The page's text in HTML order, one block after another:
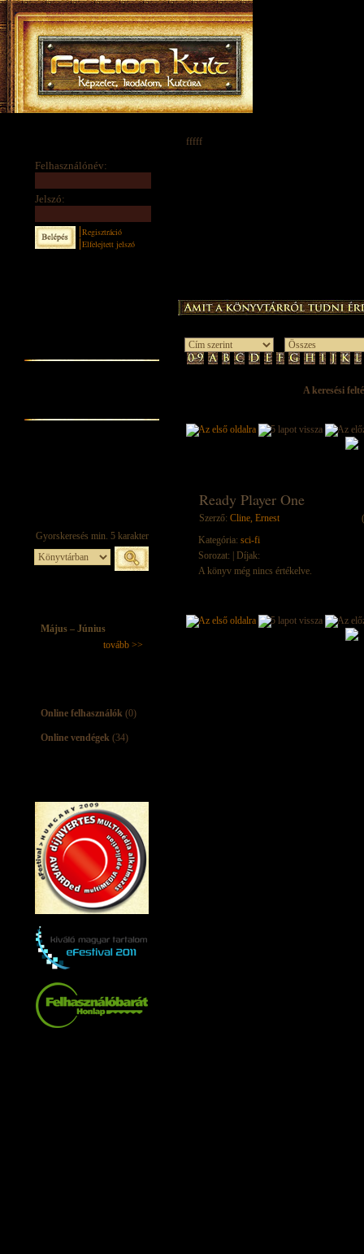
Felhasználónév:
Jelszó:
Regisztráció
Elfelejtett jelszó
Május – Június
tovább >>
Online felhasználók (0)
Online vendégek (34)
fffff
A keresési
Ready Player One
Szerző: Cline, Ernest
Kategória: sci-fi
Sorozat:
| Díjak:
A könyv még nincs értékelve.